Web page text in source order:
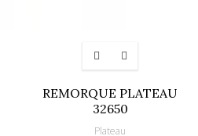
REMORQUE PLATEAU
32650
Plateau